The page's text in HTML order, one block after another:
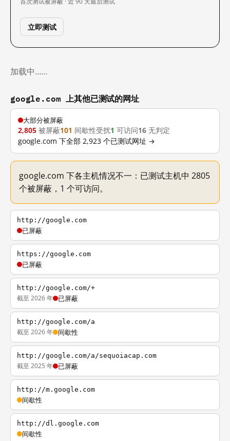
立即测试
加载中……
google.com 上其他已测试的网址
大部分被屏蔽
2,805 被屏蔽101 间歇性受扰1 可访问16 无判定
google.com 下全部 2,923 个已测试网址 →
google.com 下各主机情况不一：已测试主机中 2805
个被屏蔽，1 个可访问。
http://google.com
已屏蔽
https://google.com
已屏蔽
http://google.com/+
截至 2026 年 已屏蔽
http://google.com/a
截至 2026 年 间歇性
http://google.com/a/sequoiacap.com
截至 2025 年 已屏蔽
http://m.google.com
间歇性
http://dl.google.com
间歇性